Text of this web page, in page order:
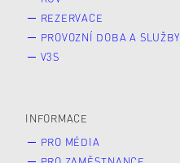
REZERVACE
PROVOZNÍ DOBA A SLUŽBY
V3S
INFORMACE
PRO MÉDIA